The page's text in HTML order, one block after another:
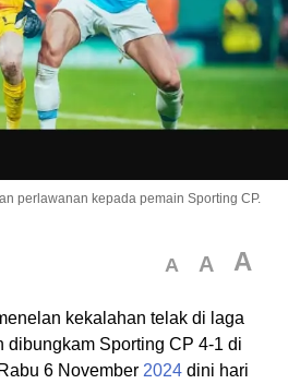
perlawanan kepada pemain Sporting CP.
A A A
kekalahan telak di laga
dibungkam Sporting CP 4-1 di
6 November 2024 dini hari